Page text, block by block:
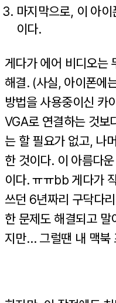
마지막으로, 이 아
이다.
게다가 에어 비디오는
해결. (사실, 아이폰에
방법을 사용중이신 카
VGA로 연결하는 것보
는 할 필요가 없고, 나
한 것이다. 이 아름다
이다. ㅠㅠbb 게다가
쓰던 6년짜리 구닥다
한 문제도 해결되고
지만… 그럴땐 내 맥북